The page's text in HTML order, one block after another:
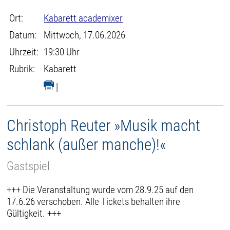
Ort:
Kabarett academixer
Datum:
Mittwoch, 17.06.2026
Uhrzeit: 19:30 Uhr
Rubrik:
Kabarett
|
Christoph Reuter »Musik macht
schlank (außer manche)!«
Gastspiel
+++ Die Veranstaltung wurde vom 28.9.25 auf den
17.6.26 verschoben. Alle Tickets behalten ihre
Gültigkeit. +++